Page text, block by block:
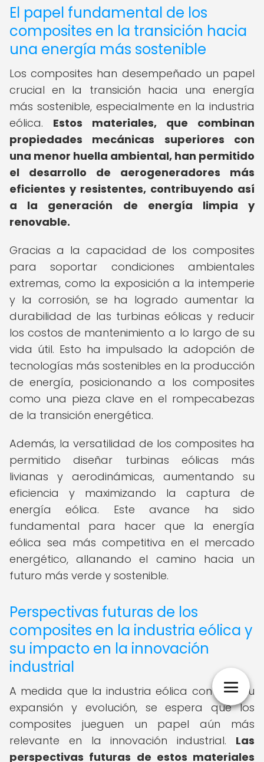
El papel fundamental de los
composites en la transición hacia
una energía más sostenible
Los composites han desempeñado un papel
crucial en la transición hacia una energía
más sostenible, especialmente en la industria
eólica. Estos materiales, que combinan
propiedades mecánicas superiores con
una menor huella ambiental, han permitido
el desarrollo de aerogeneradores más
eficientes y resistentes, contribuyendo así
a la generación de energía limpia y
renovable.
Gracias a la capacidad de los composites
para soportar condiciones ambientales
extremas, como la exposición a la intemperie
y la corrosión, se ha logrado aumentar la
durabilidad de las turbinas eólicas y reducir
los costos de mantenimiento a lo largo de su
vida útil. Esto ha impulsado la adopción de
tecnologías más sostenibles en la producción
de energía, posicionando a los composites
como una pieza clave en el rompecabezas
de la transición energética.
Además, la versatilidad de los composites ha
permitido diseñar turbinas eólicas más
livianas y aerodinámicas, aumentando su
eficiencia y maximizando la captura de
energía eólica. Este avance ha sido
fundamental para hacer que la energía
eólica sea más competitiva en el mercado
energético, allanando el camino hacia un
futuro más verde y sostenible.
Perspectivas futuras de los
composites en la industria eólica y
su impacto en la innovación
industrial
A medida que la industria eólica continúa su
expansión y evolución, se espera que los
composites jueguen un papel aún más
relevante en la innovación industrial. Las
perspectivas futuras de estos materiales